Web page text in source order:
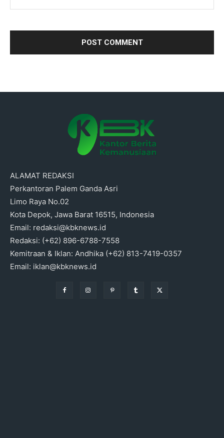
ALAMAT REDAKSI
Perkantoran Palem Ganda Asri
Limo Raya No.02
Kota Depok, Jawa Barat 16515, Indonesia
Email: redaksi@kbknews.id
Redaksi: (+62) 896-6788-7558
Kemitraan & Iklan: Andhika (+62) 813-7419-0357
Email: iklan@kbknews.id